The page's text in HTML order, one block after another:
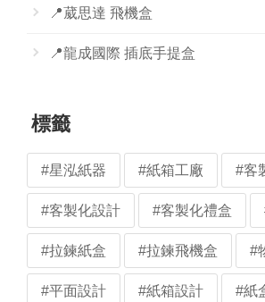
📍葳思達 飛機盒
📍龍成國際 插底手提盒
標籤
#星泓紙器 #紙箱工廠 #客
#客製化設計 #客製化禮盒
#拉鍊紙盒 #拉鍊飛機盒 #
#平面設計 #紙箱設計 #紙